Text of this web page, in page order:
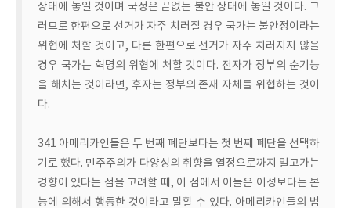
상태에 놓일 것이며 국정은 끝없는 불안 상태에 놓일 것이다. 그
러므로 한편으로 선거가 자주 치러질 경우 국가는 불안정이라는
위협에 처할 것이고, 다른 한편으로 선거가 자주 치러지지 않을
경우 국가는 혁명의 위협에 처할 것이다. 전자가 정부의 순기능
을 해치는 것이라면, 후자는 정부의 존재 자체를 위협하는 것이
다.
341 아메리카인들은 두 번째 폐단보다는 첫 번째 폐단을 선택하
기로 했다. 민주주의가 다양성의 취향을 열정으로까지 밀고가는
경향이 있다는 점을 고려할 때, 이 점에서 이들은 이성보다는 본
능에 의해서 행동한 것이라고 말할 수 있다. 아메리카인들의 법